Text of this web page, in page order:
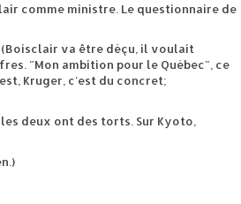
comme ministre. Le questionnaire de
va être déçu, il voulait
"Mon ambition pour le Québec", ce
Kruger, c'est du concret;
deux ont des torts. Sur Kyoto,